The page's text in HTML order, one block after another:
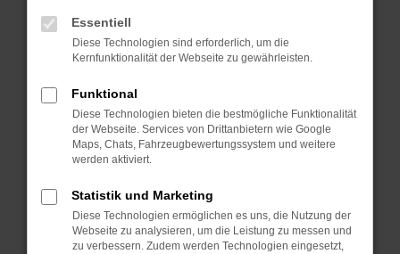
das Laden bestimmter Seiten verhindern.
Funktioniert die Seite in einem anderen Browser
oder in einem privaten Fenster?
Das kann manchmal helfen, vorübergehende
Probleme zu beheben.
Stelle sicher, dass dein Browser und dein
Betriebssystem auf dem neuesten Stand sind.
Sicherheitsrisiko, sondern kann auch dazu führen,
dass bestimmte Funktionen nicht mehr
unterstützt werden.
Essentiell
Diese Technologien sind erforderlich, um die
Kernfunktionalität der Webseite zu gewährleisten.
Funktional
Diese Technologien bieten die bestmögliche Funktionalität
der Webseite. Services von Drittanbietern wie Google
Maps, Chats, Fahrzeugbewertungssystem und weitere
werden aktiviert.
Statistik und Marketing
Diese Technologien ermöglichen es uns, die Nutzung der
Webseite zu analysieren, um die Leistung zu messen und
zu verbessern. Zudem werden Technologien eingesetzt,